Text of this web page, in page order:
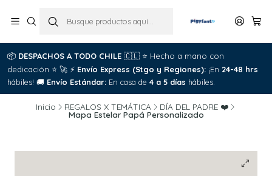
📦 DESPACHOS A TODO CHILE 🇨🇱 ⭐ Hecho a mano con
dedicación ⭐ 🚀 ⚡ Envío Express (Stgo y Regiones): ¡En 24-48 hrs
hábiles! 🚚 Envío Estándar: En casa de 4 a 5 días hábiles.
Inicio REGALOS X TEMÁTICA DÍA DEL PADRE ❤️
Mapa Estelar Papá Personalizado